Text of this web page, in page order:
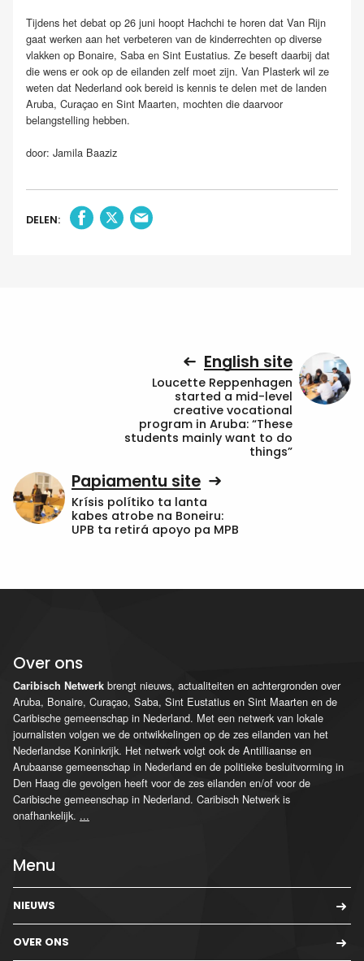
Tijdens het debat op 26 juni hoopt Hachchi te horen dat Van Rijn
gaat werken aan het verbeteren van de kinderrechten op diverse
vlakken op Bonaire, Saba en Sint Eustatius. Ze beseft daarbij dat
die wens er ook op de eilanden zelf moet zijn. Van Plasterk wil ze
weten dat Nederland ook bereid is kennis te delen met de landen
Aruba, Curaçao en Sint Maarten, mochten die daarvoor
belangstelling hebben.
door: Jamila Baaziz
DELEN:
English site
Loucette Reppenhagen
started a mid-level
creative vocational
program in Aruba: “These
students mainly want to do
things”
Papiamentu site
Krísis polítiko ta lanta
kabes atrobe na Boneiru:
UPB ta retirá apoyo pa MPB
Over ons
Caribisch Netwerk brengt nieuws, actualiteiten en achtergronden over
Aruba, Bonaire, Curaçao, Saba, Sint Eustatius en Sint Maarten en de
Caribische gemeenschap in Nederland. Met een netwerk van lokale
journalisten volgen we de ontwikkelingen op de zes eilanden van het
Nederlandse Koninkrijk. Het netwerk volgt ook de Antilliaanse en
Arubaanse gemeenschap in Nederland en de politieke besluitvorming in
Den Haag die gevolgen heeft voor de zes eilanden en/of voor de
Caribische gemeenschap in Nederland. Caribisch Netwerk is
onafhankelijk. ...
Menu
NIEUWS
OVER ONS